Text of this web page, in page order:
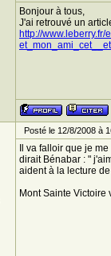
Bonjour à tous,
J'ai retrouvé un
http://
Posté le 12/8/2008 à
Il va falloir que je
dirait Bénabar : "
aident à la lecture
Mont Sainte Victoire